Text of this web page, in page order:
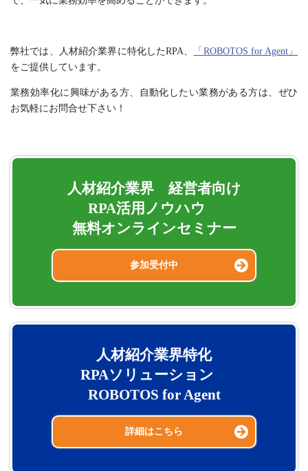
弊社では、人材紹介業界に特化したRPA、
「ROBOTOS for Agent」
をご提供しています。
業務効率化に興味がある方、自動化したい業務がある方は、ぜひ
お気軽にお問合せ下さい！
人材紹介業界 経営者向け
RPA活用ノウハウ
無料オンラインセミナー
参加受付中
人材紹介業界特化
RPAソリューション
ROBOTOS for Agent
詳細はこちら